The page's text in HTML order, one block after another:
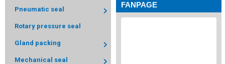
Pneumatic seal
Rotary pressure seal
Gland packing
Mechanical seal
FANPAGE